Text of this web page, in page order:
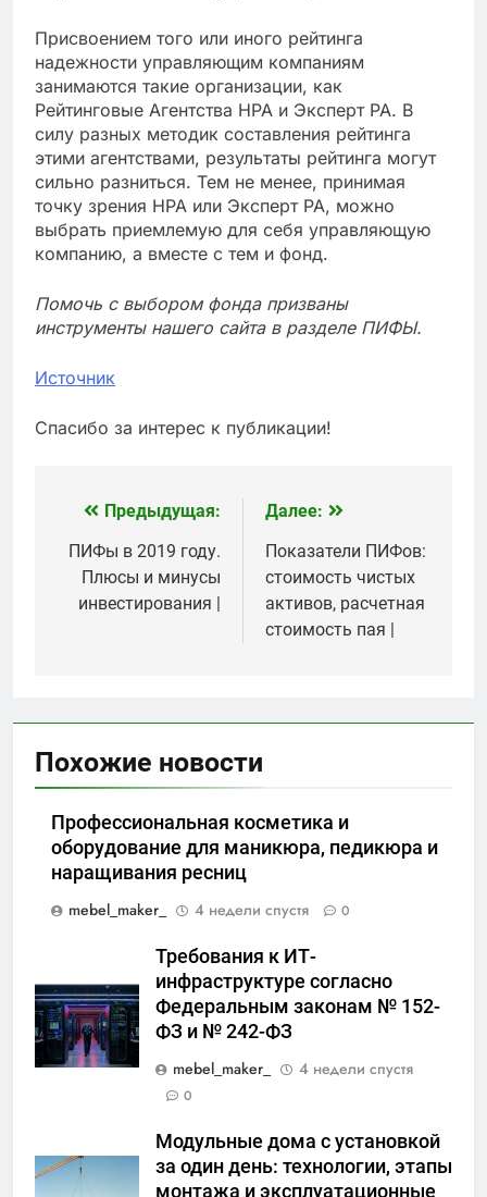
Присвоением того или иного рейтинга
надежности управляющим компаниям
занимаются такие организации, как
Рейтинговые Агентства НРА и Эксперт РА. В
силу разных методик составления рейтинга
этими агентствами, результаты рейтинга могут
сильно разниться. Тем не менее, принимая
точку зрения НРА или Эксперт РА, можно
выбрать приемлемую для себя управляющую
компанию, а вместе с тем и фонд.
Помочь с выбором фонда призваны
инструменты нашего сайта в разделе ПИФЫ.
Источник
Спасибо за интерес к публикации!
Навигация
по
записям
Предыдущая:
ПИФы в 2019 году.
Плюсы и минусы
инвестирования |
Далее:
Показатели ПИФов:
стоимость чистых
активов, расчетная
стоимость пая |
Похожие новости
Профессиональная косметика и
оборудование для маникюра, педикюра и
наращивания ресниц
mebel_maker_
4 недели спустя 0
Требования к ИТ-
инфраструктуре согласно
Федеральным законам № 152-
ФЗ и № 242-ФЗ
mebel_maker_
4 недели спустя
0
Модульные дома с установкой
за один день: технологии, этапы
монтажа и эксплуатационные